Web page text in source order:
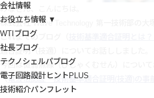
会社情報
お役立ち情報 ▼
WTIブログ
社長ブログ
テクノシェルパブログ
電子回路設計ヒントPLUS
技術紹介パンフレット
みなさん、こんにちは。
株式会社 Wave Technology 第一技術部の大
これまでのブログ（
適合証明（技適）についてお話ししました。
今回は微弱無線（びじゃくむせん）について
（ 電波法認証・技術基準適合証明(技適)の事